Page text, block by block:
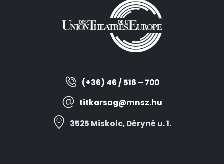
(+36) 46 / 516 – 700
titkarsag@mnsz.hu
3525 Miskolc, Déryné u. 1.